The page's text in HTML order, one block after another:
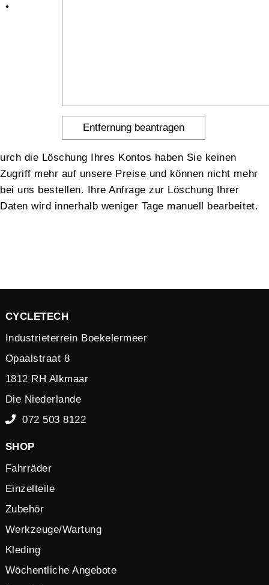
•
urch die Löschung Ihres Kontos haben Sie keinen
Zugriff mehr auf unsere Preise und können nicht mehr
bei uns bestellen. Ihre Anfrage zur Löschung Ihrer
Daten wird innerhalb weniger Tage manuell bearbeitet.
CYCLETECH
Industrieterrein Boekelermeer
Opaalstraat 8
1812 RH Alkmaar
Die Niederlande
072 503 8122
SHOP
Fahrräder
Einzelteile
Zubehör
Werkzeuge/Wartung
Kleding
Wöchentliche Angebote